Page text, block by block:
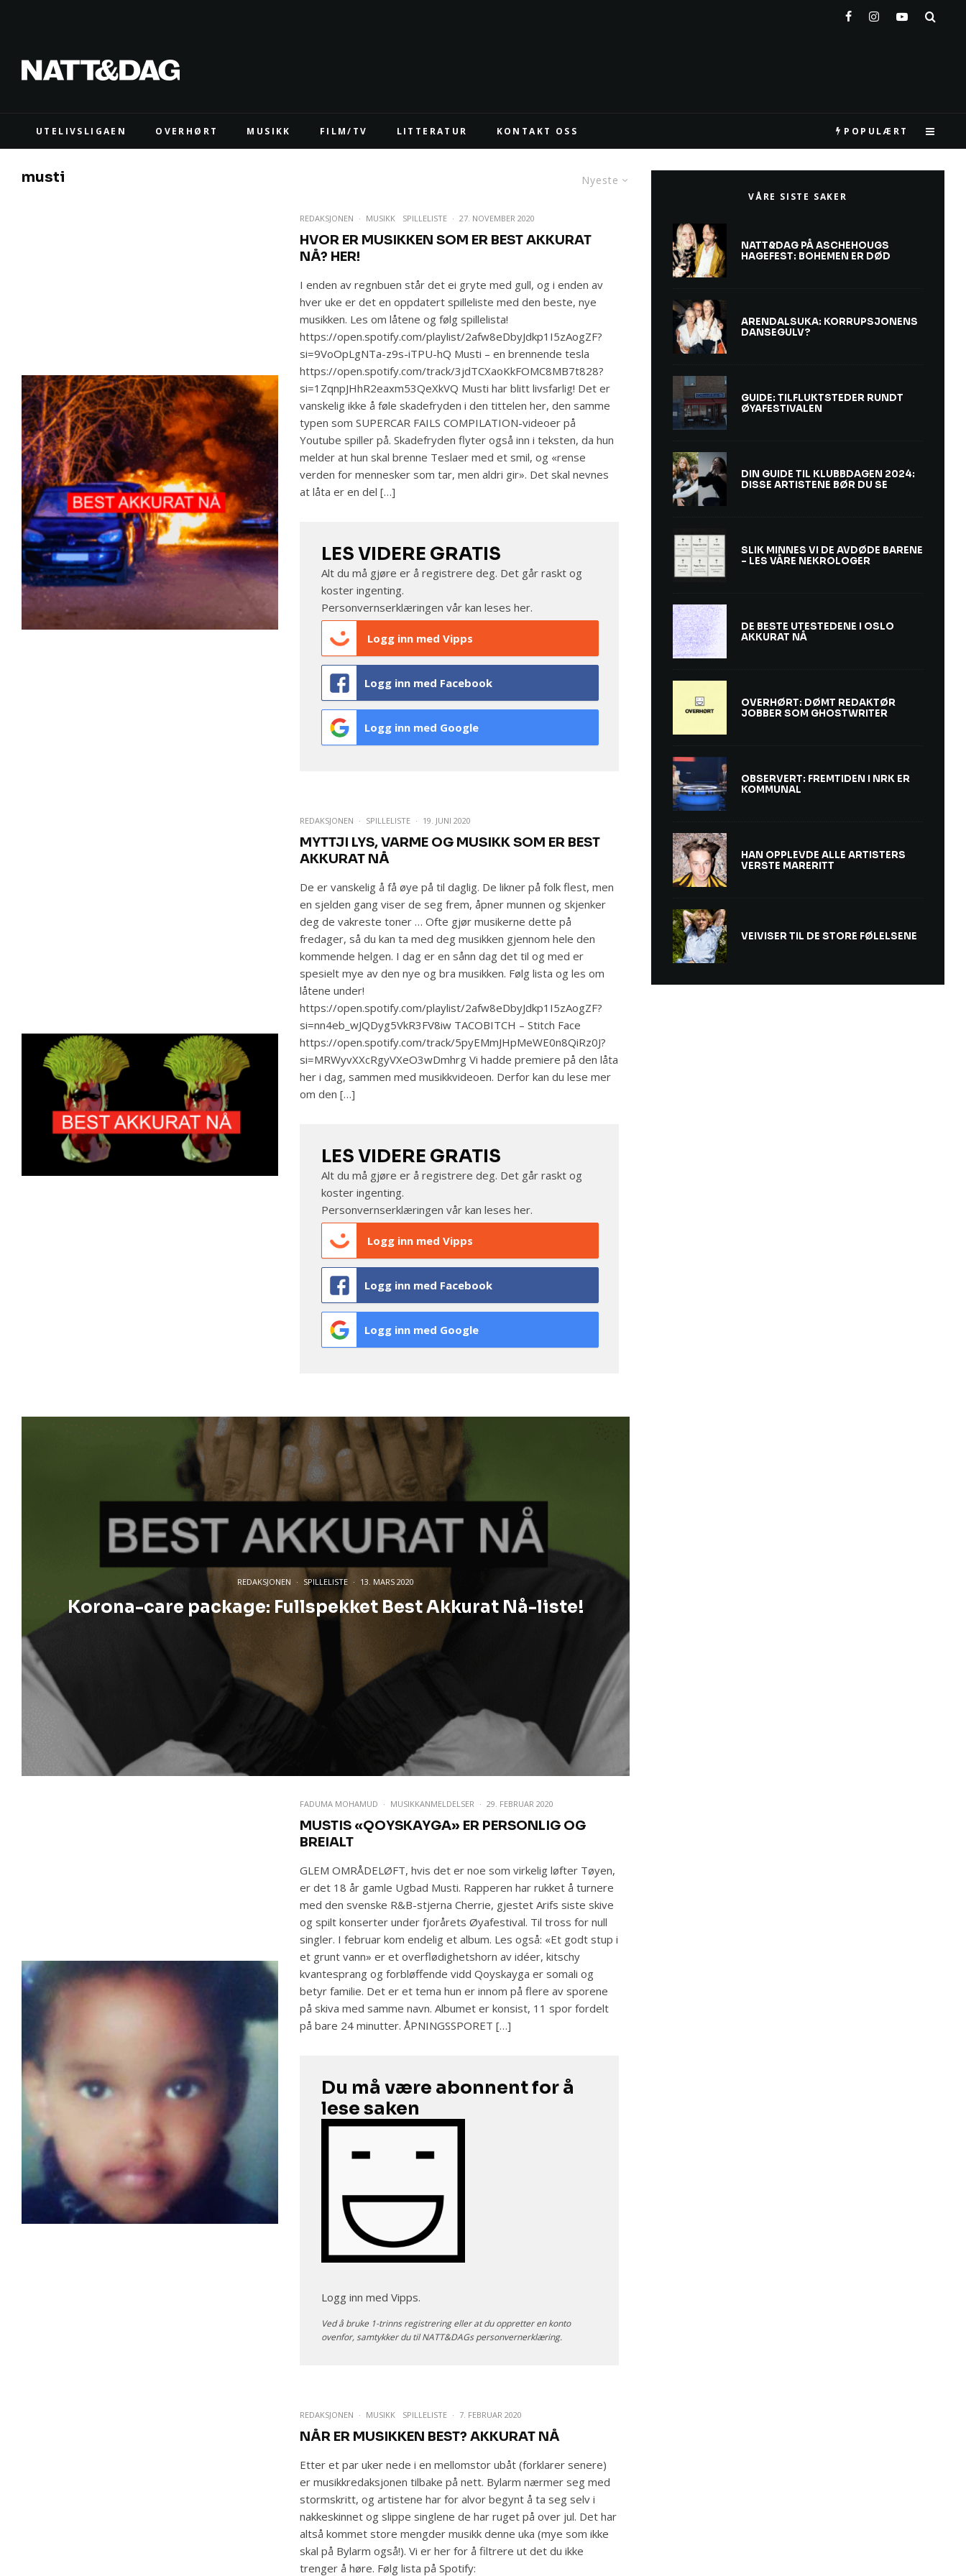
UTELIVSLIGAEN OVERHØRT MUSIKK FILM/TV LITTERATUR KONTAKT OSS POPULÆRT
Nyeste
musti
REDAKSJONEN · MUSIKK SPILLELISTE · 27. NOVEMBER 2020
HVOR ER MUSIKKEN SOM ER BEST AKKURAT
NÅ? HER!
I enden av regnbuen står det ei gryte med gull, og i enden av
hver uke er det en oppdatert spilleliste med den beste, nye
musikken. Les om låtene og følg spillelista!
https://open.spotify.com/playlist/2afw8eDbyJdkp1I5zAogZF?
si=9VoOpLgNTa-z9s-iTPU-hQ Musti – en brennende tesla
https://open.spotify.com/track/3jdTCXaoKkFOMC8MB7t828?
si=1ZqnpJHhR2eaxm53QeXkVQ Musti har blitt livsfarlig! Det er
vanskelig ikke å føle skadefryden i den tittelen her, den samme
typen som SUPERCAR FAILS COMPILATION-videoer på
Youtube spiller på. Skadefryden flyter også inn i teksten, da hun
melder at hun skal brenne Teslaer med et smil, og «rense
verden for mennesker som tar, men aldri gir». Det skal nevnes
at låta er en del […]
LES VIDERE GRATIS
Alt du må gjøre er å registrere deg. Det går raskt og
koster ingenting.
Personvernserklæringen vår kan lesesher.
Logg inn med Vipps
Logg inn med Facebook
Logg inn med Google
REDAKSJONEN · SPILLELISTE · 19. JUNI 2020
MYTTJI LYS, VARME OG MUSIKK SOM ER BEST
AKKURAT NÅ
De er vanskelig å få øye på til daglig. De likner på folk flest, men
en sjelden gang viser de seg frem, åpner munnen og skjenker
deg de vakreste toner … Ofte gjør musikerne dette på
fredager, så du kan ta med deg musikken gjennom hele den
kommende helgen. I dag er en sånn dag det til og med er
spesielt mye av den nye og bra musikken. Følg lista og les om
låtene under!
https://open.spotify.com/playlist/2afw8eDbyJdkp1I5zAogZF?
si=nn4eb_wJQDyg5VkR3FV8iw TACOBITCH – Stitch Face
https://open.spotify.com/track/5pyEMmJHpMeWE0n8QiRz0J?
si=MRWyvXXcRgyVXeO3wDmhrg Vi hadde premiere på den låta
her i dag, sammen med musikkvideoen. Derfor kan du lese mer
om den […]
LES VIDERE GRATIS
Alt du må gjøre er å registrere deg. Det går raskt og
koster ingenting.
Personvernserklæringen vår kan lesesher.
Logg inn med Vipps
Logg inn med Facebook
Logg inn med Google
REDAKSJONEN · SPILLELISTE · 13. MARS 2020
Korona-care package: Fullspekket Best Akkurat Nå-liste!
FADUMA MOHAMUD · MUSIKKANMELDELSER · 29. FEBRUAR 2020
MUSTIS «QOYSKAYGA» ER PERSONLIG OG
BREIALT
GLEM OMRÅDELØFT, hvis det er noe som virkelig løfter Tøyen,
er det 18 år gamle Ugbad Musti. Rapperen har rukket å turnere
med den svenske R&B-stjerna Cherrie, gjestet Arifs siste skive
og spilt konserter under fjorårets Øyafestival. Til tross for null
singler. I februar kom endelig et album. Les også: «Et godt stup i
et grunt vann» er et overflødighetshorn av idéer, kitschy
kvantesprang og forbløffende vidd Qoyskayga er somali og
betyr familie. Det er et tema hun er innom på flere av sporene
på skiva med samme navn. Albumet er konsist, 11 spor fordelt
på bare 24 minutter. ÅPNINGSSPORET […]
Du må være abonnent for å
lese saken
Logg inn med Vipps.
Ved å bruke 1-trinns registrering eller at du oppretter en konto
ovenfor, samtykker du til NATT&DAGspersonvernerklæring.
REDAKSJONEN · MUSIKK SPILLELISTE · 7. FEBRUAR 2020
NÅR ER MUSIKKEN BEST? AKKURAT NÅ
Etter et par uker nede i en mellomstor ubåt (forklarer senere)
er musikkredaksjonen tilbake på nett. Bylarm nærmer seg med
stormskritt, og artistene har for alvor begynt å ta seg selv i
nakkeskinnet og slippe singlene de har ruget på over jul. Det har
altså kommet store mengder musikk denne uka (mye som ikke
skal på Bylarm også!). Vi er her for å filtrere ut det du ikke
trenger å høre. Følg lista på Spotify:
VÅRE SISTE SAKER
NATT&DAG PÅ ASCHEHOUGS
HAGEFEST: BOHEMEN ER DØD
ARENDALSUKA: KORRUPSJONENS
DANSEGULV?
GUIDE: TILFLUKTSTEDER RUNDT
ØYAFESTIVALEN
DIN GUIDE TIL KLUBBDAGEN 2024:
DISSE ARTISTENE BØR DU SE
SLIK MINNES VI DE AVDØDE BARENE
– LES VÅRE NEKROLOGER
DE BESTE UTESTEDENE I OSLO
AKKURAT NÅ
OVERHØRT: DØMT REDAKTØR
JOBBER SOM GHOSTWRITER
OBSERVERT: FREMTIDEN I NRK ER
KOMMUNAL
HAN OPPLEVDE ALLE ARTISTERS
VERSTE MARERITT
VEIVISER TIL DE STORE FØLELSENE